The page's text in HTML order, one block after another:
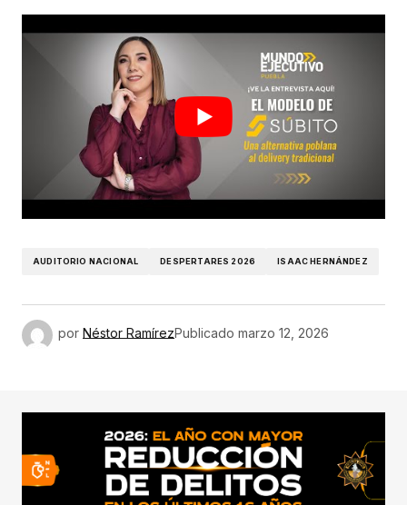
AUDITORIO NACIONAL DESPERTARES 2026 ISAAC HERNÁNDEZ
por Néstor RamírezPublicado marzo 12, 2026